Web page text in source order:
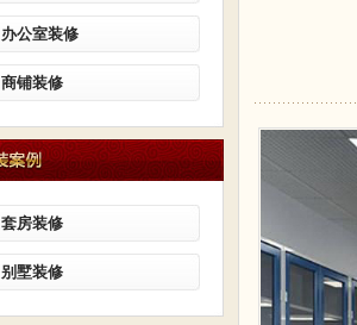
办公室装修
商铺装修
套房装修
别墅装修